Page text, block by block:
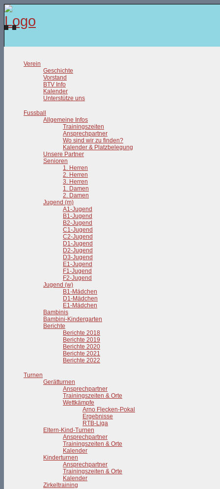
Verein
Geschichte
Vorstand
BTV Info
Kalender
Unterstütze uns
Fussball
Allgemeine Infos
Trainingszeiten
Ansprechpartner
Wo sind wir zu finden?
Kalender & Platzbelegung
Unsere Partner
Senioren
1. Herren
2. Herren
3. Herren
1. Damen
2. Damen
Jugend (m)
A1-Jugend
B1-Jugend
B2-Jugend
C1-Jugend
C2-Jugend
D1-Jugend
D2-Jugend
D3-Jugend
E1-Jugend
F1-Jugend
F2-Jugend
Jugend (w)
B1-Mädchen
D1-Mädchen
E1-Mädchen
Bambinis
Bambini-Kindergarten
Berichte
Berichte 2018
Berichte 2019
Berichte 2020
Berichte 2021
Berichte 2022
Turnen
Gerätturnen
Ansprechpartner
Trainingszeiten & Orte
Wettkämpfe
Arno Flecken-Pokal
Ergebnisse
RTB-Liga
Eltern-Kind-Turnen
Ansprechpartner
Trainingszeiten & Orte
Kalender
Kinderturnen
Ansprechpartner
Trainingszeiten & Orte
Kalender
Zirkeltraining